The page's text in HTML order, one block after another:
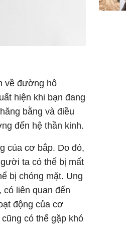
về đường hô
hiện khi bạn đang
bằng và điều
đến hệ thần kinh.
của cơ bắp. Do đó,
ta có thể bị mất
bị chóng mặt. Ung
liên quan đến
động của cơ
có thể gặp khó
Mão -